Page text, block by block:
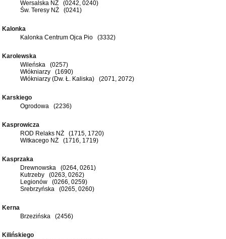
Wersalska NŻ (0242, 0240)
Św. Teresy NŻ (0241)
Kalonka
Kalonka Centrum Ojca Pio (3332)
Karolewska
Wileńska (0257)
Włókniarzy (1690)
Włókniarzy (Dw. Ł. Kaliska) (2071, 2072)
Karskiego
Ogrodowa (2236)
Kasprowicza
ROD Relaks NŻ (1715, 1720)
Witkacego NŻ (1716, 1719)
Kasprzaka
Drewnowska (0264, 0261)
Kutrzeby (0263, 0262)
Legionów (0266, 0259)
Srebrzyńska (0265, 0260)
Kerna
Brzezińska (2456)
Kilińskiego